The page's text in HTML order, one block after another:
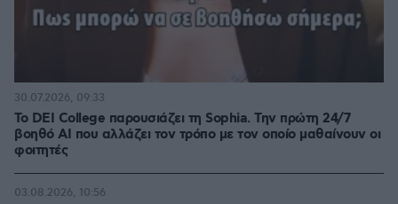
Το DEI College παρουσιάζει τη Sophia. Την πρώτη 24/7
βοηθό AI που αλλάζει τον τρόπο με τον οποίο μαθαίνουν οι
φοιτητές
30.07.2026, 09:33
03.08.2026, 10:56